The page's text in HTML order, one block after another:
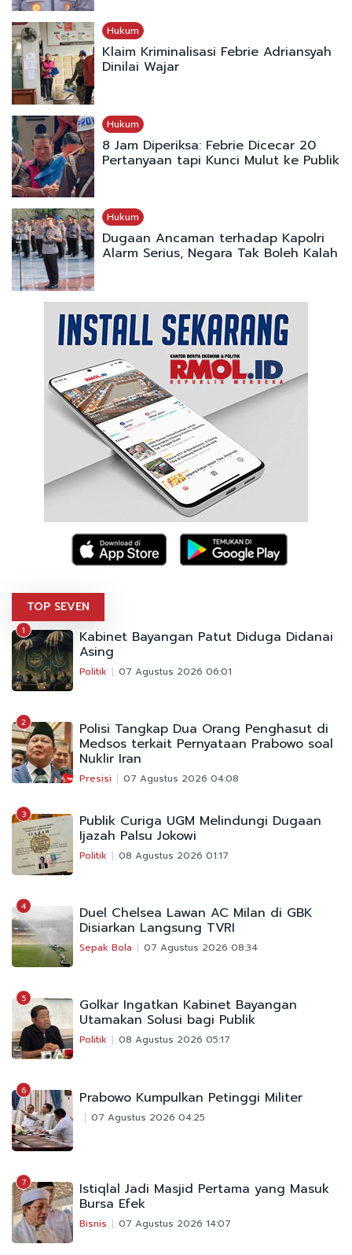
Hukum
Klaim Kriminalisasi Febrie Adriansyah
Dinilai Wajar
Hukum
8 Jam Diperiksa: Febrie Dicecar 20
Pertanyaan tapi Kunci Mulut ke Publik
Hukum
Dugaan Ancaman terhadap Kapolri
Alarm Serius, Negara Tak Boleh Kalah
TOP SEVEN
1 Kabinet Bayangan Patut Diduga Didanai
Asing
Politik 07 Agustus 2026 06:01
2 Polisi Tangkap Dua Orang Penghasut di
Medsos terkait Pernyataan Prabowo soal
Nuklir Iran
Presisi 07 Agustus 2026 04:08
3 Publik Curiga UGM Melindungi Dugaan
Ijazah Palsu Jokowi
Politik 08 Agustus 2026 01:17
4 Duel Chelsea Lawan AC Milan di GBK
Disiarkan Langsung TVRI
Sepak Bola 07 Agustus 2026 08:34
5 Golkar Ingatkan Kabinet Bayangan
Utamakan Solusi bagi Publik
Politik 08 Agustus 2026 05:17
6 Prabowo Kumpulkan Petinggi Militer
07 Agustus 2026 04:25
7 Istiqlal Jadi Masjid Pertama yang Masuk
Bursa Efek
Bisnis 07 Agustus 2026 14:07